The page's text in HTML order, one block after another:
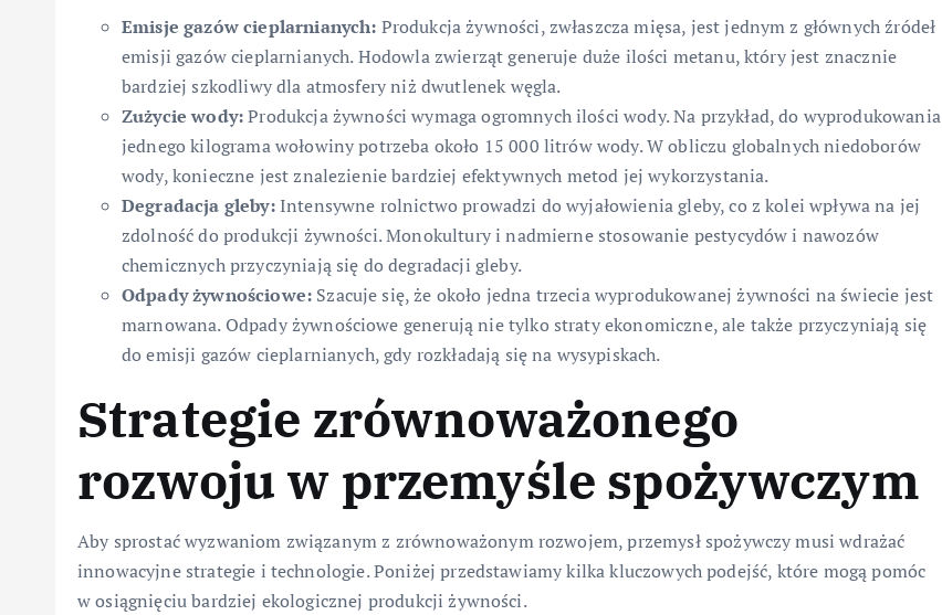
Emisje gazów cieplarnianych: Produkcja żywności, zwłaszcza mięsa, jest jednym z głównych źródeł
emisji gazów cieplarnianych. Hodowla zwierząt generuje duże ilości metanu, który jest znacznie
bardziej szkodliwy dla atmosfery niż dwutlenek węgla.
Zużycie wody:Produkcja żywności wymaga ogromnych ilości wody. Na przykład, do wyprodukowania
jednego kilograma wołowiny potrzeba około 15 000 litrów wody. W obliczu globalnych niedoborów
wody, konieczne jest znalezienie bardziej efektywnych metod jej wykorzystania.
Degradacja gleby:Intensywne rolnictwo prowadzi do wyjałowienia gleby, co z kolei wpływa na jej
zdolność do produkcji żywności. Monokultury i nadmierne stosowanie pestycydów i nawozów
chemicznych przyczyniają się do degradacji gleby.
Odpady żywnościowe: Szacuje się, że około jedna trzecia wyprodukowanej żywności na świecie jest
marnowana. Odpady żywnościowe generują nie tylko straty ekonomiczne, ale także przyczyniają się
do emisji gazów cieplarnianych, gdy rozkładają się na wysypiskach.
Strategie zrównoważonego
rozwoju w przemyśle spożywczym
Aby sprostać wyzwaniom związanym z zrównoważonym rozwojem, przemysł spożywczy musi wdrażać
innowacyjne strategie i technologie. Poniżej przedstawiamy kilka kluczowych podejść, które mogą pomóc
w osiągnięciu bardziej ekologicznej produkcji żywności.